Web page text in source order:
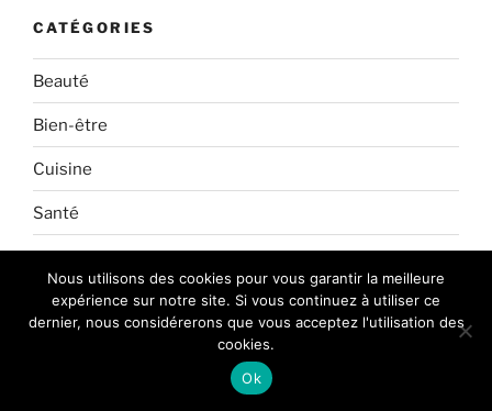
CATÉGORIES
Beauté
Bien-être
Cuisine
Santé
MÉTA
Nous utilisons des cookies pour vous garantir la meilleure
expérience sur notre site. Si vous continuez à utiliser ce
dernier, nous considérerons que vous acceptez l'utilisation des
cookies.
Ok